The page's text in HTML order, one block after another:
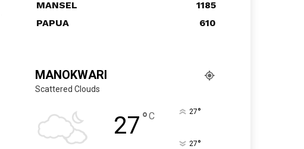
MANSEL
1185
PAPUA
610
MANOKWARI
Scattered Clouds
27°C 27°
27°